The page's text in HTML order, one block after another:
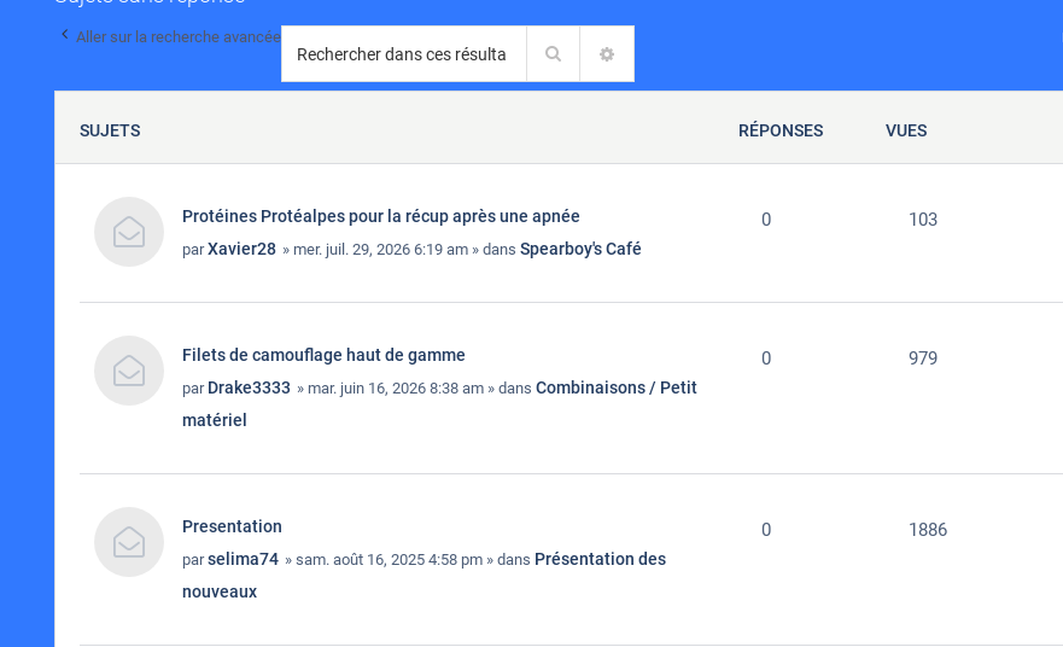
Aller sur la recherche avancée
Rechercher
SUJETS RÉPONSES VUES
Protéines Protéalpes pour la récup après une apnée
parXavier28 » mer. juil. 29, 2026 6:19 am » dans Spearboy's Café
0 103
Filets de camouflage haut de gamme
par Drake3333 » mar. juin 16, 2026 8:38 am » dans Combinaisons / Petit
matériel
0 979
Presentation
parselima74 » sam. août 16, 2025 4:58 pm » dans Présentation des
nouveaux
0 1886